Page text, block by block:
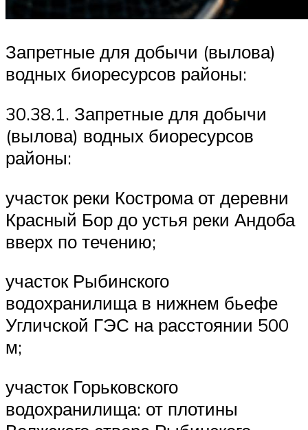
Запретные для добычи (вылова)
водных биоресурсов районы:
30.38.1. Запретные для добычи
(вылова) водных биоресурсов
районы:
участок реки Кострома от деревни
Красный Бор до устья реки Андоба
вверх по течению;
участок Рыбинского
водохранилища в нижнем бьефе
Угличской ГЭС на расстоянии 500
м;
участок Горьковского
водохранилища: от плотины